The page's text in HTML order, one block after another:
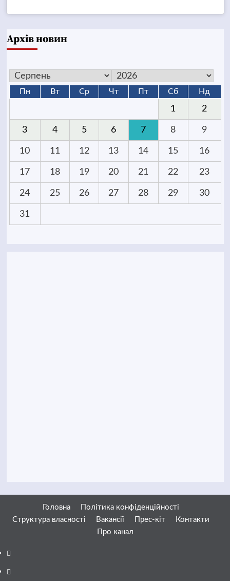
Архів новин
Пн Вт Ср Чт Пт Сб Нд
1 2
3 4 5 6 7 8 9
10 11 12 13 14 15 16
17 18 19 20 21 22 23
24 25 26 27 28 29 30
31
Головна
Політика конфіденційності
Структура власності
Вакансії Прес-кіт
Контакти
Про канал
Facebook
YouTube